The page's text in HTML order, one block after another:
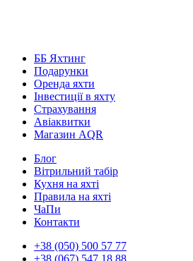
ББ Яхтинг
Подарунки
Оренда яхти
Інвестиції в яхту
Страхування
Авіаквитки
Магазин AQR
Блог
Вітрильний табір
Кухня на яхті
Правила на яхті
ЧаПи
Контакти
+38 (050) 500 57 77